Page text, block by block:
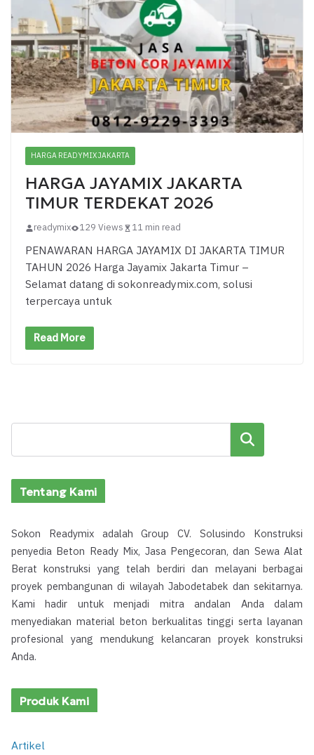
HARGA READYMIX JAKARTA
HARGA JAYAMIX JAKARTA
TIMUR TERDEKAT 2026
readymix 129 Views 11 min read
PENAWARAN HARGA JAYAMIX DI JAKARTA TIMUR
TAHUN 2026 Harga Jayamix Jakarta Timur –
Selamat datang di sokonreadymix.com, solusi
terpercaya untuk
Read More
Cari
Tentang Kami
Sokon Readymix adalah Group CV. Solusindo Konstruksi
penyedia Beton Ready Mix, Jasa Pengecoran, dan Sewa Alat
Berat konstruksi yang telah berdiri dan melayani berbagai
proyek pembangunan di wilayah Jabodetabek dan sekitarnya.
Kami hadir untuk menjadi mitra andalan Anda dalam
menyediakan material beton berkualitas tinggi serta layanan
profesional yang mendukung kelancaran proyek konstruksi
Anda.
Produk Kami
Artikel